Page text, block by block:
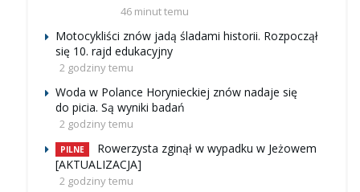
46 minut temu
Motocykliści znów jadą śladami historii. Rozpoczął
się 10. rajd edukacyjny
2 godziny temu
Woda w Polance Horynieckiej znów nadaje się
do picia. Są wyniki badań
2 godziny temu
PILNE
Rowerzysta zginął w wypadku w Jeżowem
[AKTUALIZACJA]
2 godziny temu